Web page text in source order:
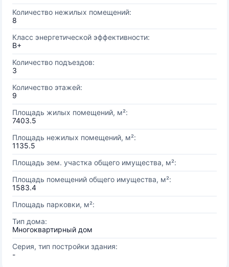
Количество нежилых помещений:
8
Класс энергетической эффективности:
B+
Количество подъездов:
3
Количество этажей:
9
Площадь жилых помещений, м²:
7403.5
Площадь нежилых помещений, м²:
1135.5
Площадь зем. участка общего имущества, м²:
Площадь помещений общего имущества, м²:
1583.4
Площадь парковки, м²:
Тип дома:
Многоквартирный дом
Серия, тип постройки здания:
-